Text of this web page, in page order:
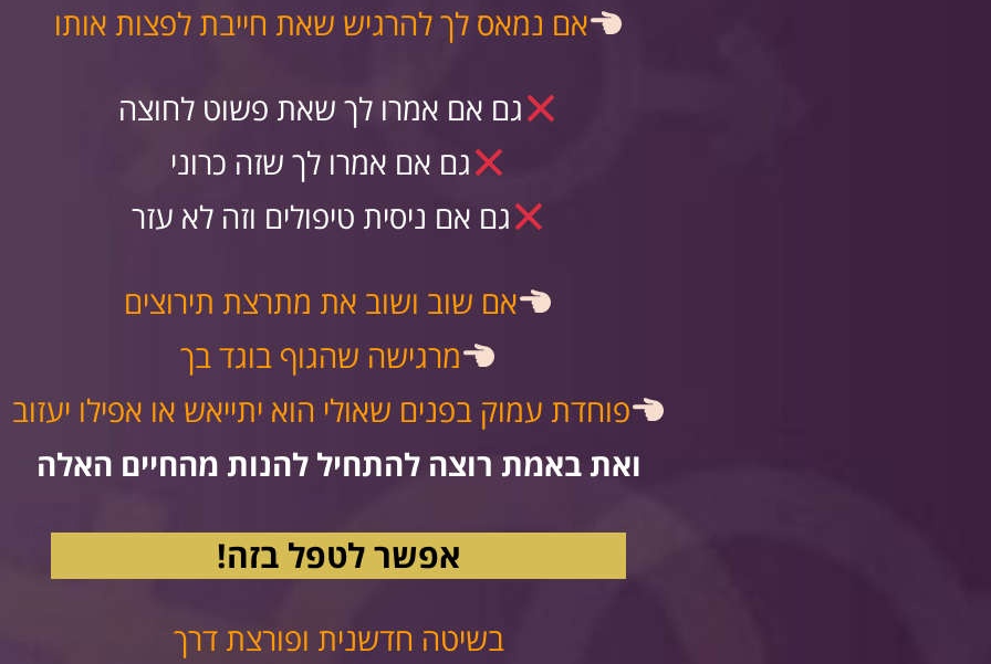
אם נמאס לך להרגיש שאת חייבת לפצות אותו
גם אם אמרו לך שאת פשוט לחוצה
גם אם אמרו לך שזה כרוני
גם אם ניסית טיפולים וזה לא עזר
אם שוב ושוב את מתרצת תירוצים
מרגישה שהגוף בוגד בך
פוחדת עמוק בפנים שאולי הוא יתייאש או אפילו יעזוב
ואת באמת רוצה להתחיל להנות מהחיים האלה
אפשר לטפל בזה!
בשיטה חדשנית ופורצת דרך